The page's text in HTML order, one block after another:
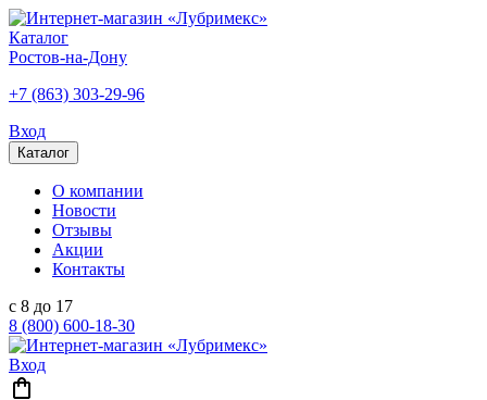
Каталог
Ростов-на-Дону
+7 (863) 303-29-96
Вход
Каталог
О компании
Новости
Отзывы
Акции
Контакты
с 8 до 17
8 (800) 600-18-30
Вход